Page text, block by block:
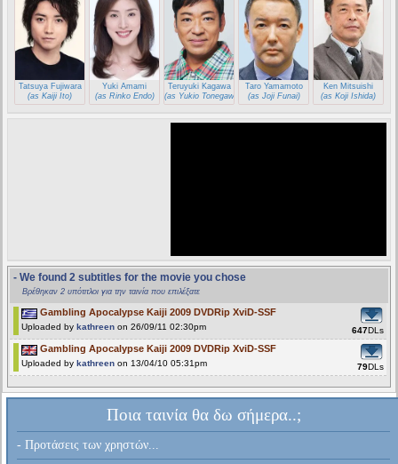
Tatsuya Fujiwara
(as Kaiji Ito)
Yuki Amami
(as Rinko Endo)
Teruyuki Kagawa
(as Yukio Tonegawa)
Taro Yamamoto
(as Joji Funai)
Ken Mitsuishi
(as Koji Ishida)
- We found 2 subtitles for the movie you chose
Βρέθηκαν 2 υπότιτλοι για την ταινία που επιλέξατε
Gambling Apocalypse Kaiji 2009 DVDRip XviD-SSF
Uploaded by kathreen on 26/09/11 02:30pm 647DLs
Gambling Apocalypse Kaiji 2009 DVDRip XviD-SSF
Uploaded by kathreen on 13/04/10 05:31pm 79DLs
Ποια ταινία θα δω σήμερα..;
- Προτάσεις των χρηστών...